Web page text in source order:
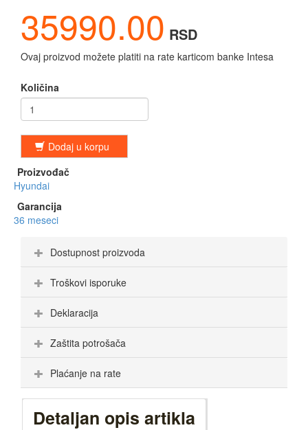
35990.00 RSD
Ovaj proizvod možete platiti na rate karticom banke Intesa
Količina
Dodaj u korpu
Proizvođač
Hyundai
Garancija
36 meseci
Dostupnost proizvoda
Troškovi isporuke
Deklaracija
Zaštita potrošača
Plaćanje na rate
Detaljan opis artikla